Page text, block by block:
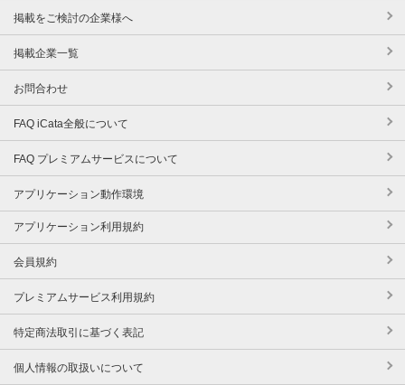
掲載をご検討の企業様へ
掲載企業一覧
お問合わせ
FAQ iCata全般について
FAQ プレミアムサービスについて
アプリケーション動作環境
アプリケーション利用規約
会員規約
プレミアムサービス利用規約
特定商法取引に基づく表記
個人情報の取扱いについて